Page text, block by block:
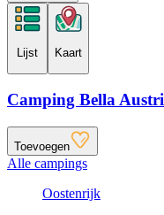
Lijst Kaart
Camping Bella
Toevoegen
Alle campings
Oostenrijk